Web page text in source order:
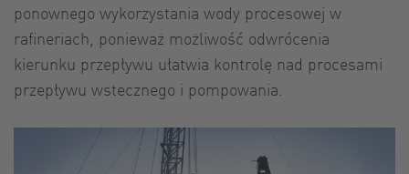
ponownego wykorzystania wody procesowej w
rafineriach, ponieważ możliwość odwrócenia
kierunku przepływu ułatwia kontrolę nad procesami
przepływu wstecznego i pompowania.